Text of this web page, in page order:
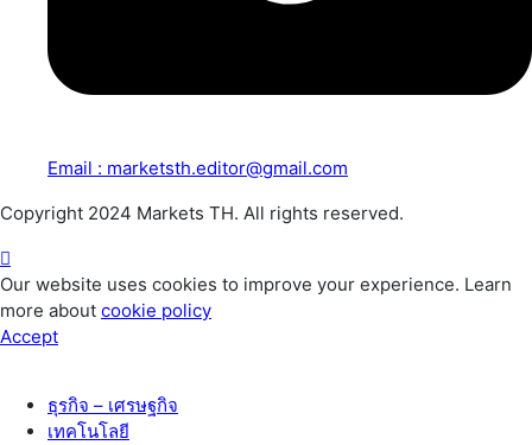
Email : marketsth.editor@gmail.com
Copyright 2024 Markets TH. All rights reserved.
Our website uses cookies to improve your experience. Learn
more about cookie policy
Accept
ธุรกิจ – เศรษฐกิจ
เทคโนโลยี